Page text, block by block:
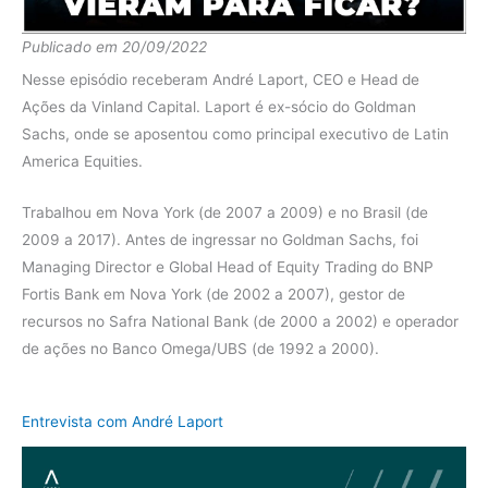
2019
Fundo 42.23%
Ibov 24.46%
Fundo 0.12%
diferença 0.12%
Publicado em 20/09/2022
Nesse episódio receberam André Laport, CEO e Head de
Ações da Vinland Capital. Laport é ex-sócio do Goldman
Sachs, onde se aposentou como principal executivo de Latin
America Equities.
Trabalhou em Nova York (de 2007 a 2009) e no Brasil (de
2009 a 2017). Antes de ingressar no Goldman Sachs, foi
Managing Director e Global Head of Equity Trading do BNP
Fortis Bank em Nova York (de 2002 a 2007), gestor de
recursos no Safra National Bank (de 2000 a 2002) e operador
de ações no Banco Omega/UBS (de 1992 a 2000).
Entrevista com André Laport